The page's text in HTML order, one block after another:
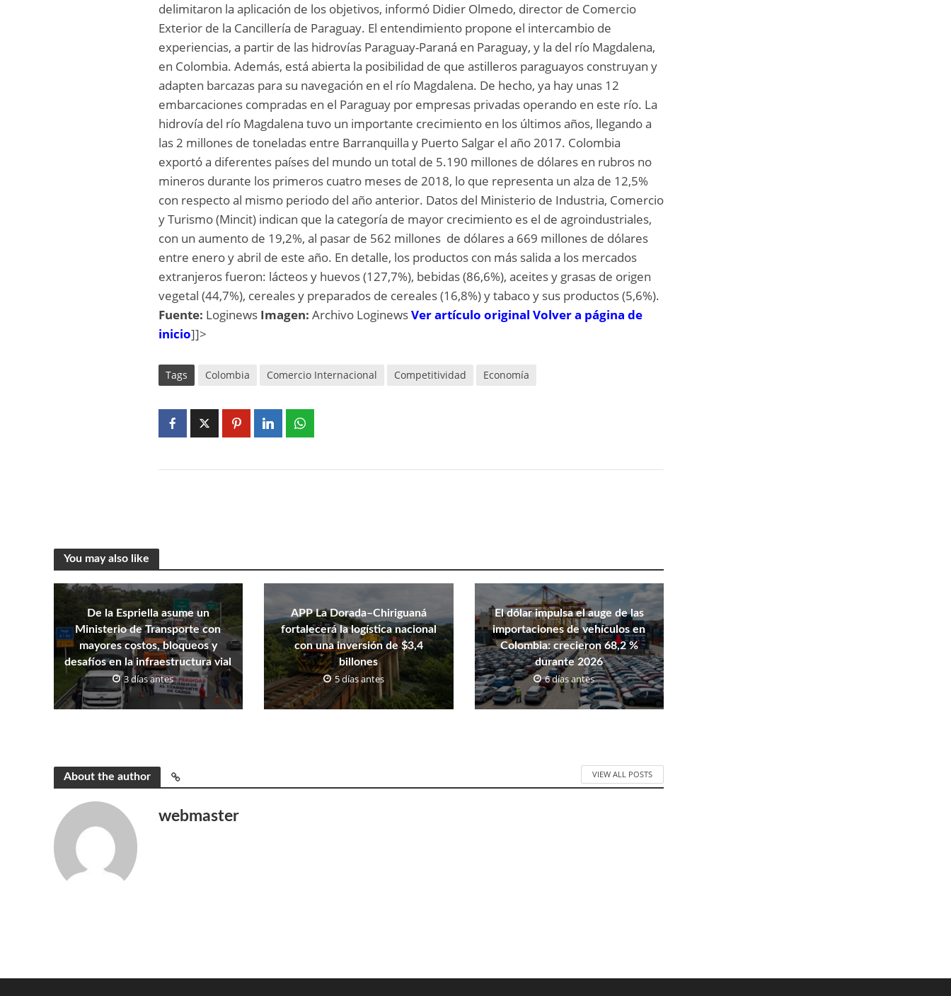
delimitaron la aplicación de los objetivos, informó Didier Olmedo, director de Comercio
Exterior de la Cancillería de Paraguay. El entendimiento propone el intercambio de
experiencias, a partir de las hidrovías Paraguay-Paraná en Paraguay, y la del río Magdalena,
en Colombia. Además, está abierta la posibilidad de que astilleros paraguayos construyan y
adapten barcazas para su navegación en el río Magdalena. De hecho, ya hay unas 12
embarcaciones compradas en el Paraguay por empresas privadas operando en este río. La
hidrovía del río Magdalena tuvo un importante crecimiento en los últimos años, llegando a
las 2 millones de toneladas entre Barranquilla y Puerto Salgar el año 2017. Colombia
exportó a diferentes países del mundo un total de 5.190 millones de dólares en rubros no
mineros durante los primeros cuatro meses de 2018, lo que representa un alza de 12,5%
con respecto al mismo periodo del año anterior. Datos del Ministerio de Industria, Comercio
y Turismo (Mincit) indican que la categoría de mayor crecimiento es el de agroindustriales,
con un aumento de 19,2%, al pasar de 562 millones de dólares a 669 millones de dólares
entre enero y abril de este año. En detalle, los productos con más salida a los mercados
extranjeros fueron: lácteos y huevos (127,7%), bebidas (86,6%), aceites y grasas de origen
vegetal (44,7%), cereales y preparados de cereales (16,8%) y tabaco y sus productos (5,6%).
Fuente: Loginews Imagen:Archivo LoginewsVer artículo original Volver a página de
inicio]]>
Tags Colombia Comercio Internacional Competitividad Economía
You may also like
De la Espriella asume un
Ministerio de Transporte con
mayores costos, bloqueos y
desafíos en la infraestructura vial
3 días antes
APP La Dorada–Chiriguaná
fortalecerá la logística nacional
con una inversión de $3,4
billones
5 días antes
El dólar impulsa el auge de las
importaciones de vehículos en
Colombia: crecieron 68,2 %
durante 2026
6 días antes
About the author VIEW ALL POSTS
webmaster